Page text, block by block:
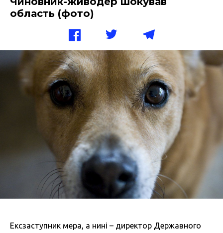
область (фото)
Ексзаступник мера, а нині – директор Державного